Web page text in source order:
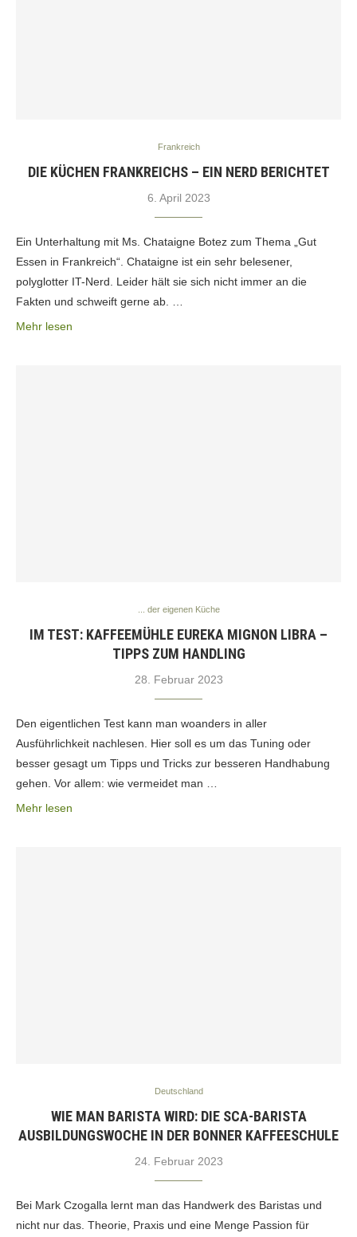
Frankreich
DIE KÜCHEN FRANKREICHS – EIN NERD BERICHTET
6. April 2023
Ein Unterhaltung mit Ms. Chataigne Botez zum Thema „Gut
Essen in Frankreich“. Chataigne ist ein sehr belesener,
polyglotter IT-Nerd. Leider hält sie sich nicht immer an die
Fakten und schweift gerne ab. …
Mehr lesen
... der eigenen Küche
IM TEST: KAFFEEMÜHLE EUREKA MIGNON LIBRA –
TIPPS ZUM HANDLING
28. Februar 2023
Den eigentlichen Test kann man woanders in aller
Ausführlichkeit nachlesen. Hier soll es um das Tuning oder
besser gesagt um Tipps und Tricks zur besseren Handhabung
gehen. Vor allem: wie vermeidet man …
Mehr lesen
Deutschland
WIE MAN BARISTA WIRD: DIE SCA-BARISTA
AUSBILDUNGSWOCHE IN DER BONNER KAFFEESCHULE
24. Februar 2023
Bei Mark Czogalla lernt man das Handwerk des Baristas und
nicht nur das. Theorie, Praxis und eine Menge Passion für